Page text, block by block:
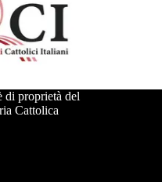
di proprietà del
Cattolica